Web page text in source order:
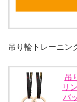
吊り輪トレーニン
吊
リ
バ